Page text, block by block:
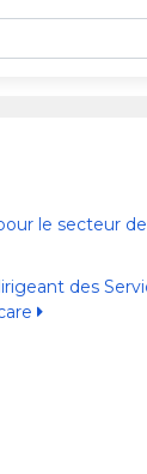
le secteur
des